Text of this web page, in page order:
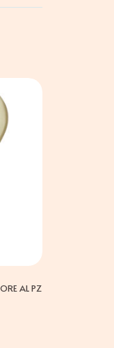
AL PZ